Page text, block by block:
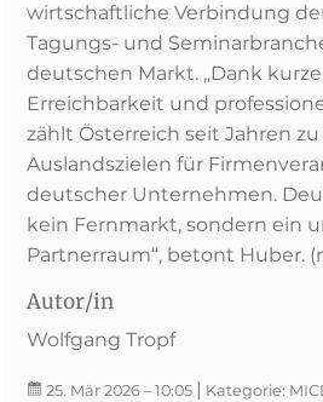
wirtschaftliche Verbindung
Tagungs- und
deutschen Markt. „Dank
Erreichbarkeit und
zählt Österreich seit Jahren
Auslandszielen für
deutscher Unternehmen.
kein Fernmarkt, sondern ein
Partnerraum“, betont Huber.
Autor/in
Wolfgang Tropf
25. Mär 2026 – 10:05 | Kategorie: